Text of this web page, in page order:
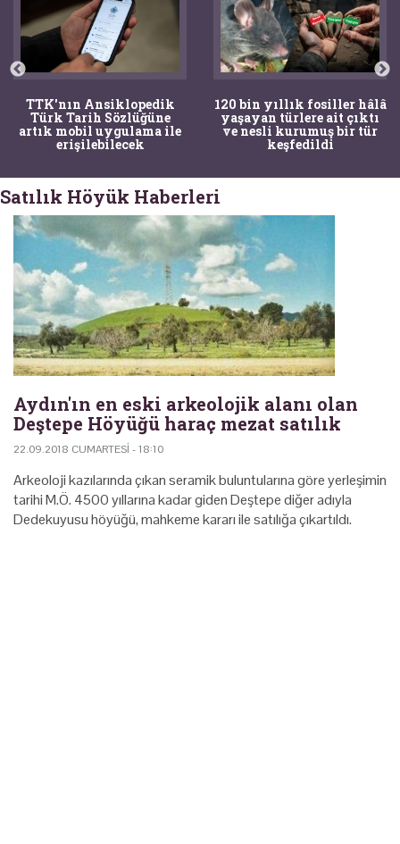
TTK'nın Ansiklopedik
Türk Tarih Sözlüğüne
artık mobil uygulama ile
erişilebilecek
120 bin yıllık fosiller hâlâ
yaşayan türlere ait çıktı
ve nesli kurumuş bir tür
keşfedildi
Satılık Höyük Haberleri
Aydın'ın en eski arkeolojik alanı olan
Deştepe Höyüğü haraç mezat satılık
22.09.2018 CUMARTESI - 18:10
Arkeoloji kazılarında çıkan seramik buluntularına göre yerleşimin
tarihi M.Ö. 4500 yıllarına kadar giden Deştepe diğer adıyla
Dedekuyusu höyüğü, mahkeme kararı ile satılığa çıkartıldı.